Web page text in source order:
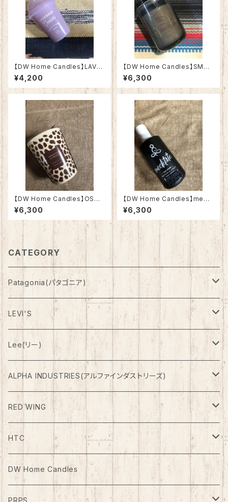
【DW Home Candles】LAVE
NDER COOLER 4.3oz【アロ
マキャンドル】
¥4,200
【DW Home Candles】SMOK
ED BIRCH 15.3oz【アロマキャ
ンドル】
¥6,300
【DW Home Candles】OSMA
NTHUS & APRICOT 11.2oz
【アロマキャンドル】
¥6,300
【DW Home Candles】medit
ate 4oz【ルーム&リネンスプレ
ー】
¥6,300
CATEGORY
Patagonia(パタゴニア)
Outer(アウター)
Down(ダウン)
Fleese(フリース)
Pants(パンツ)
Shorts(ショーツ)
LEVI'S
Denim Pants
ETC Pants
Lee(リー)
Outer(アウター)
ALPHA INDUSTRIES(アルファインダストリーズ)
Outer(アウター)
RED WING
Boots
ケア用品
HTC
Belt（ベルト）
DW Home Candles
PRPS